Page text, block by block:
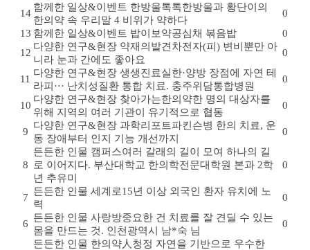
14
함께한 일상&이벤트 한방울톡톡한방울과 황단이의
한의약 속 우리말 4 비위가 약하다
0
13 함께한 일상&이벤트 밥이보약공심채 볶음밥
0
12
다양한 연구&현장 약재의발견 차전자(피) 변비뿐만 아
니라 눈과 간에도 좋아요
0
11
다양한 연구&현장 생생진료실한·양방 장점에 자연 테
라피··· 난치성질환 통합 치료. 충주위담통합병원
0
10
다양한 연구&현장 찾아가는한의약한 명의 대상자를
위해 지역의 여러 기관이 유기적으로 협동
0
9
다양한 연구&현장 과학리포트파킨슨병 한의 치료, 운
동 장애부터 인지 기능 개선까지
0
8
든든한 인물 캠퍼스여러 갈래의 길이 모여 하나의 길
로 이어지다. 부산대학교 한의학전문대학원 본과 2학
년 추유미
0
7
든든한 인물 세계로15년 이상 외국인 환자 유치에 노
력
0
6
든든한 인물 사랑방중요한 건 치료를 잘 견딜 수 있는
몸을 만드는 것. 인천광역시 남*숙 님
0
든든한 인물 한의약人 청정 자연을 기반으로 우수한